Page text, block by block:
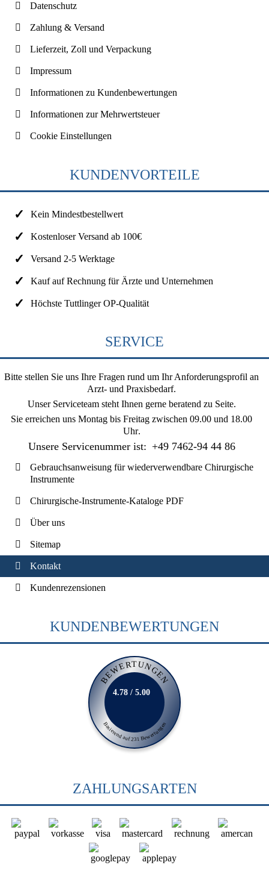
Datenschutz
Zahlung & Versand
Lieferzeit, Zoll und Verpackung
Impressum
Informationen zu Kundenbewertungen
Informationen zur Mehrwertsteuer
Cookie Einstellungen
KUNDENVORTEILE
Kein Mindestbestellwert
Kostenloser Versand ab 100€
Versand 2-5 Werktage
Kauf auf Rechnung für Ärzte und Unternehmen
Höchste Tuttlinger OP-Qualität
SERVICE
Bitte stellen Sie uns Ihre Fragen rund um Ihr Anforderungsprofil an
Arzt- und Praxisbedarf.
Unser Serviceteam steht Ihnen gerne beratend zu Seite.
Sie erreichen uns Montag bis Freitag zwischen 09.00 und 18.00
Uhr.
Unsere Servicenummer ist: +49 7462-94 44 86
Gebrauchsanweisung für wiederverwendbare Chirurgische
Instrumente
Chirurgische-Instrumente-Kataloge PDF
Über uns
Sitemap
Kontakt
Kundenrezensionen
KUNDENBEWERTUNGEN
BEWERTUNGEN
Basierend auf 231 Bewertungen
4.78 / 5.00
ZAHLUNGSARTEN